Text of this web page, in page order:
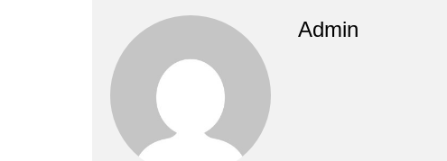
Admin